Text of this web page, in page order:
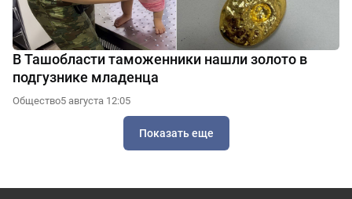
В Ташобласти таможенники нашли золото в
подгузнике младенца
Общество5 августа 12:05
Показать еще